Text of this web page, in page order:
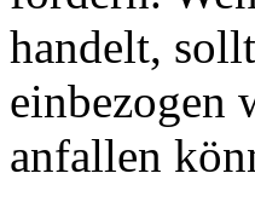
handelt,
einbezogen
anfallen